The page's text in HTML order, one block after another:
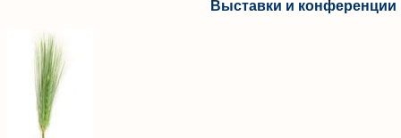
Выставки и конференции